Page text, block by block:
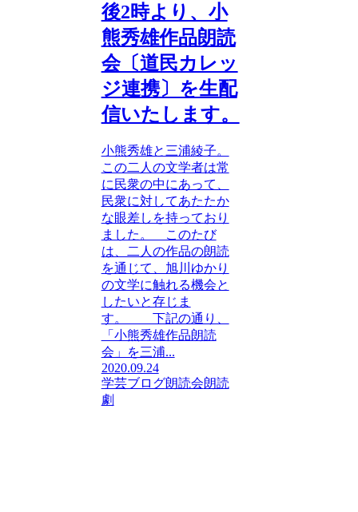
後2時より、小
熊秀雄作品朗読
会〔道民カレッ
ジ連携〕を生配
信いたします。
小熊秀雄と三浦綾子。
この二人の文学者は常
に民衆の中にあって、
民衆に対してあたたか
な眼差しを持っており
ました。 このたび
は、二人の作品の朗読
を通じて、旭川ゆかり
の文学に触れる機会と
したいと存じま
す。 下記の通り、
「小熊秀雄作品朗読
会」を三浦...
2020.09.24
学芸ブログ朗読会朗読
劇